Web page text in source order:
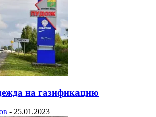
на газификацию
- 25.01.2023